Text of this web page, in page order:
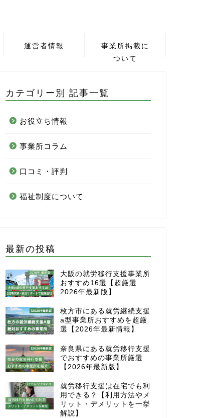
運営者情報
事業所掲載に
ついて
カテゴリー別 記事一覧
お役立ち情報
事業所コラム
口コミ・評判
福祉制度について
最新の投稿
大阪の就労移行支援事業所
おすすめ16選【超厳選
2026年最新版】
枚方市にある就労継続支援
a型事業所おすすめを超厳
選【2026年最新情報】
奈良県にある就労移行支援
でおすすめの事業所厳選
【2026年最新版】
就労移行支援は在宅でも利
用できる？【利用方法やメ
リット・デメリットを一挙
解説】